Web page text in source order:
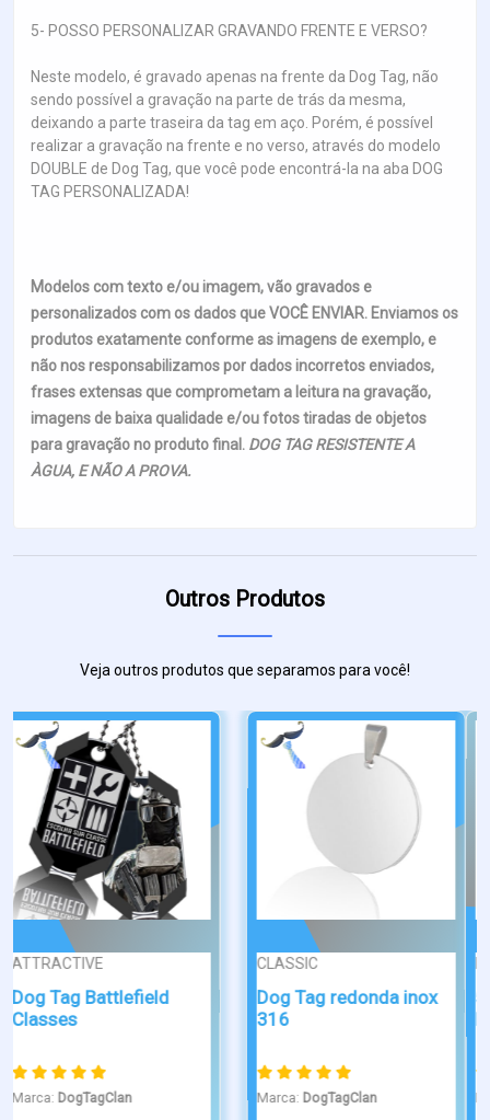
5- POSSO PERSONALIZAR GRAVANDO FRENTE E VERSO?
Neste modelo, é gravado apenas na frente da Dog Tag, não
sendo possível a gravação na parte de trás da mesma,
deixando a parte traseira da tag em aço. Porém, é possível
realizar a gravação na frente e no verso, através do modelo
DOUBLE de Dog Tag, que você pode encontrá-la na aba DOG
TAG PERSONALIZADA!
Modelos com texto e/ou imagem, vão gravados e
personalizados com os dados que VOCÊ ENVIAR. Enviamos os
produtos exatamente conforme as imagens de exemplo, e
não nos responsabilizamos por dados incorretos enviados,
frases extensas que comprometam a leitura na gravação,
imagens de baixa qualidade e/ou fotos tiradas de objetos
para gravação no produto final. DOG TAG RESISTENTE A
ÀGUA, E NÃO A PROVA.
Outros Produtos
Veja outros produtos que separamos para você!
PERSONALIZADA
50 Bases Crachá
Broche Aço In...
Marca:DogTagClan
PONTA DE DIAM...
Dog tag da 17º rc mec
Marca:DogTagClan